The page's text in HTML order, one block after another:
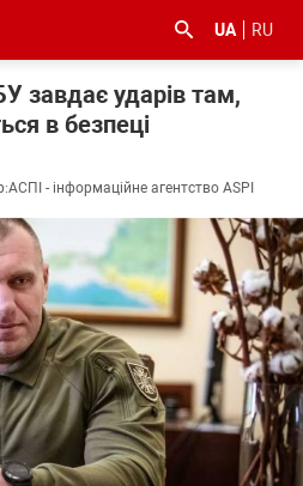
UA RU
завдає ударів там,
в безпеці
АСПІ - інформаційне агентство ASPI
#Київ #коронавірус